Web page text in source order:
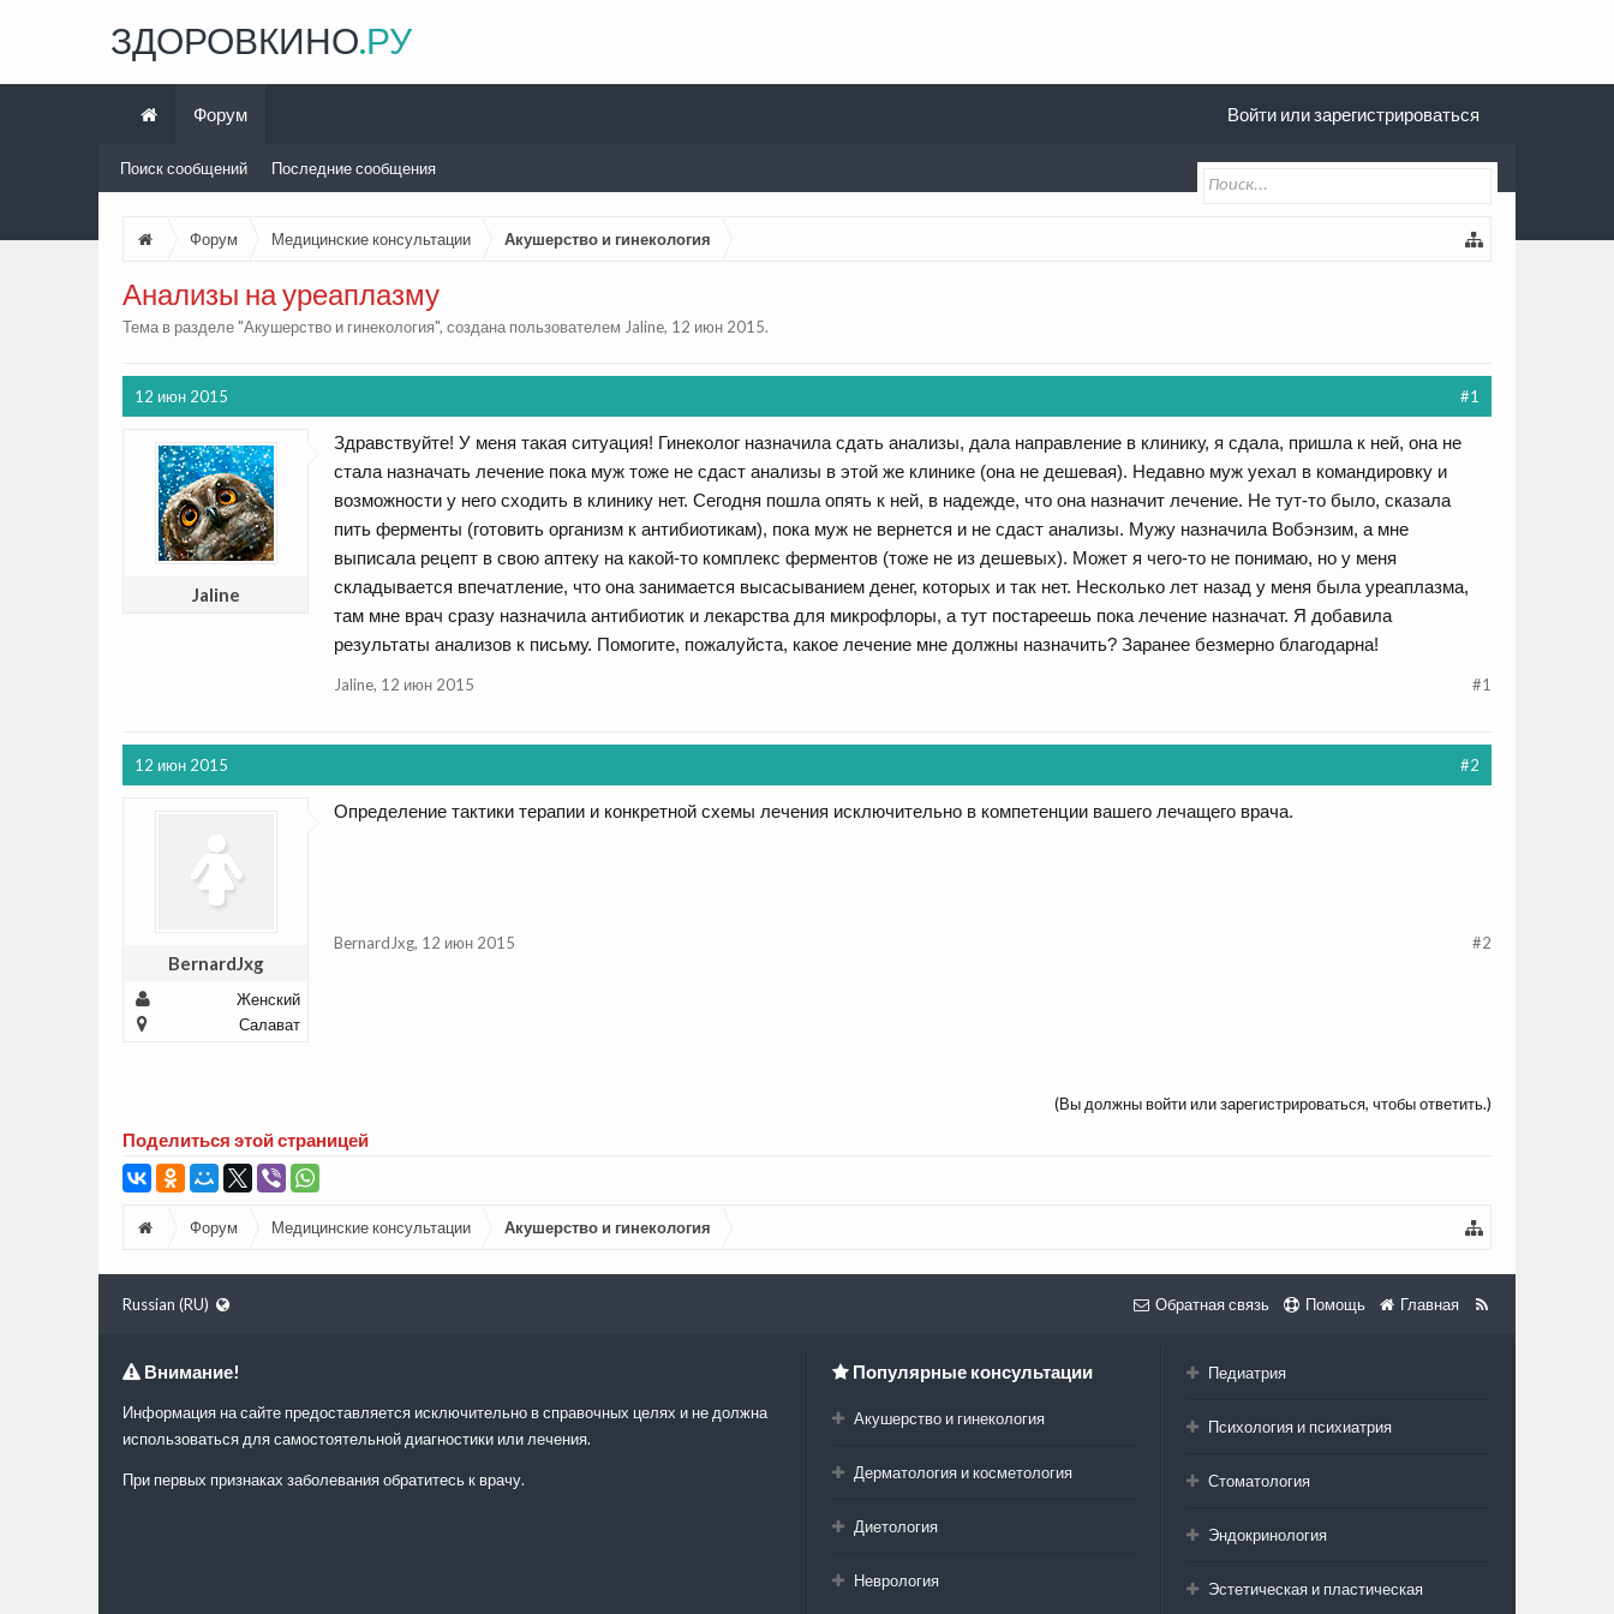
Форум Медицинские консультации Акушерство и гинекология
Анализы на уреаплазму
Тема в разделе "Акушерство и гинекология", создана пользователем Jaline, 12 июн 2015.
12 июн 2015 #1
Jaline
Здравствуйте! У меня такая ситуация! Гинеколог назначила сдать анализы, дала направление в клинику, я сдала, пришла к ней, она не
стала назначать лечение пока муж тоже не сдаст анализы в этой же клинике (она не дешевая). Недавно муж уехал в командировку и
возможности у него сходить в клинику нет. Сегодня пошла опять к ней, в надежде, что она назначит лечение. Не тут-то было, сказала
пить ферменты (готовить организм к антибиотикам), пока муж не вернется и не сдаст анализы. Мужу назначила Вобэнзим, а мне
выписала рецепт в свою аптеку на какой-то комплекс ферментов (тоже не из дешевых). Может я чего-то не понимаю, но у меня
складывается впечатление, что она занимается высасыванием денег, которых и так нет. Несколько лет назад у меня была уреаплазма,
там мне врач сразу назначила антибиотик и лекарства для микрофлоры, а тут постареешь пока лечение назначат. Я добавила
результаты анализов к письму. Помогите, пожалуйста, какое лечение мне должны назначить? Заранее безмерно благодарна!
Jaline, 12 июн 2015 #1
12 июн 2015 #2
BernardJxg
Женский
Салават
Определение тактики терапии и конкретной схемы лечения исключительно в компетенции вашего лечащего врача.
BernardJxg, 12 июн 2015 #2
(Вы должны войти или зарегистрироваться, чтобы ответить.)
Поделиться этой страницей
Форум Медицинские консультации Акушерство и гинекология
ЗДОРОВКИНО.РУ
Форум
Поиск сообщений Последние сообщения
Войти или зарегистрироваться
Russian (RU) Обратная связь Помощь Главная
Внимание!
Информация на сайте предоставляется исключительно в справочных целях и не должна
использоваться для самостоятельной диагностики или лечения.
При первых признаках заболевания обратитесь к врачу.
Популярные консультации
Акушерство и гинекология
Дерматология и косметология
Диетология
Неврология
Педиатрия
Психология и психиатрия
Стоматология
Эндокринология
Эстетическая и пластическая